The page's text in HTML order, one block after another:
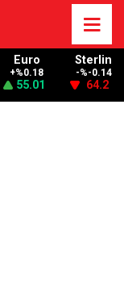
Euro
+%0.18
55.01
Sterlin
-%-0.14
64.2